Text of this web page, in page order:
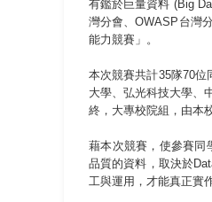
有鑑於巨量資料 (Big
灣分會、OWASP台灣
能力競賽」。
本次競賽共計35隊70位
大學、弘光科技大學、
終，大專校院組，由本
藉本次競賽，使參賽同
品質的資料，取決於
工與運用，才能真正實